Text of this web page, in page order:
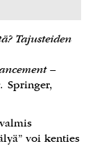
Tajusteiden
–
Springer,
voi kenties